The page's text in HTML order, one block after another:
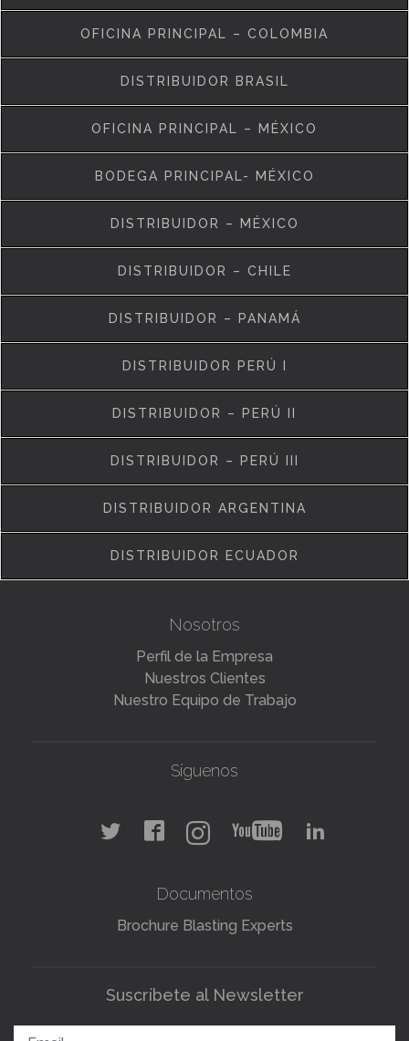
OFICINA PRINCIPAL – COLOMBIA
DISTRIBUIDOR BRASIL
OFICINA PRINCIPAL – MÉXICO
BODEGA PRINCIPAL- MÉXICO
DISTRIBUIDOR – MÉXICO
DISTRIBUIDOR – CHILE
DISTRIBUIDOR – PANAMÁ
DISTRIBUIDOR PERÚ I
DISTRIBUIDOR – PERÚ II
DISTRIBUIDOR – PERÚ III
DISTRIBUIDOR ARGENTINA
DISTRIBUIDOR ECUADOR
Nosotros
Perfil de la Empresa
Nuestros Clientes
Nuestro Equipo de Trabajo
Síguenos
Documentos
Brochure Blasting Experts
Suscríbete al Newsletter